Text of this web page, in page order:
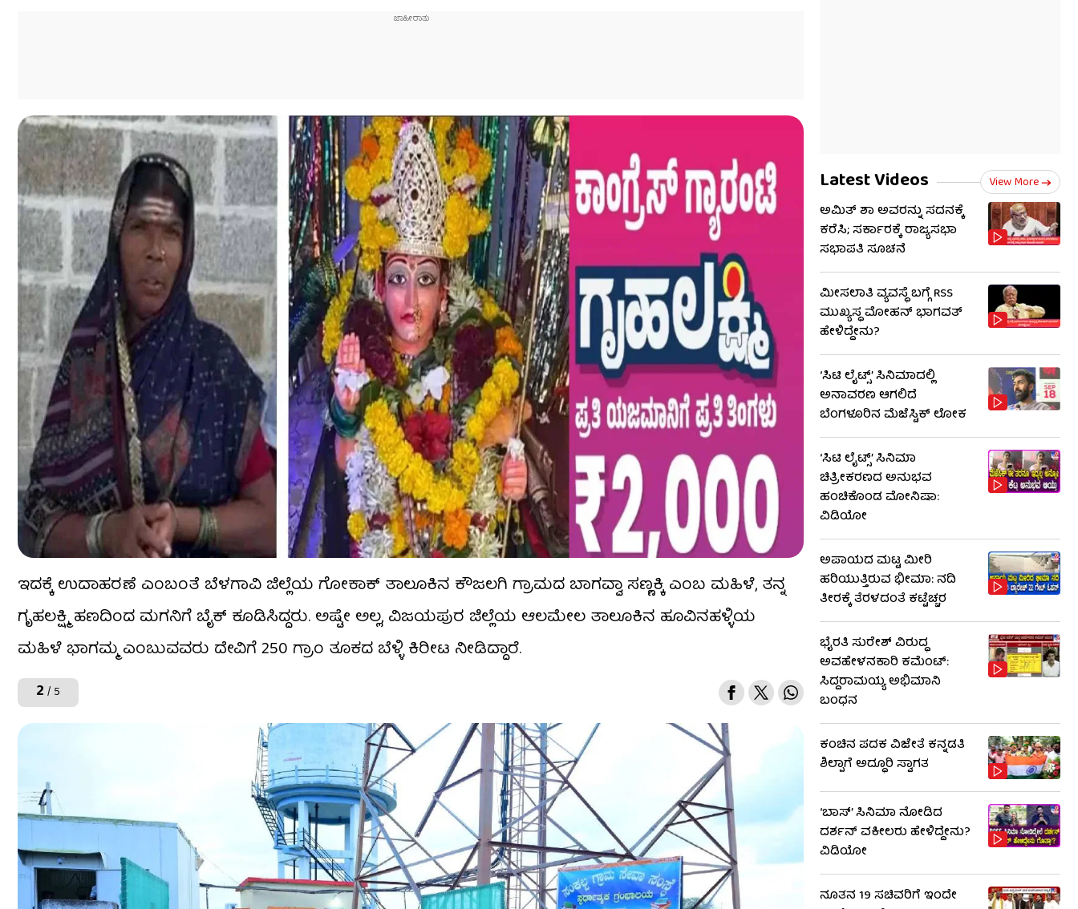
ಇದಕ್ಕೆ ಉದಾಹರಣೆ ಎಂಬಂತೆ ಬೆಳಗಾವಿ ಜಿಲ್ಲೆಯ ಗೋಕಾಕ್ ತಾಲೂಕಿನ ಕೌಜಲಗಿ ಗ್ರಾಮದ ಬಾಗವ್ವಾ ಸಣ್ಣಕ್ಕಿ ಎಂಬ ಮಹಿಳೆ, ತನ್ನ
ಗೃಹಲಕ್ಷ್ಮಿ ಹಣದಿಂದ ಮಗನಿಗೆ ಬೈಕ್ ಕೂಡಿಸಿದ್ದರು. ಅಷ್ಟೇ ಅಲ್ಲ, ವಿಜಯಪುರ ಜಿಲ್ಲೆಯ ಆಲಮೇಲ ತಾಲೂಕಿನ ಹೂವಿನಹಳ್ಳಿಯ
ಮಹಿಳೆ ಭಾಗಮ್ಮ ಎಂಬುವವರು ದೇವಿಗೆ 250 ಗ್ರಾಂ ತೂಕದ ಬೆಳ್ಳಿ ಕಿರೀಟ ನೀಡಿದ್ದಾರೆ.
2 / 5
Latest Videos View More
ಅಮಿತ್ ಶಾ ಅವರನ್ನು ಸದನಕ್ಕೆ
ಕರೆಸಿ; ಸರ್ಕಾರಕ್ಕೆ ರಾಜ್ಯಸಭಾ
ಸಭಾಪತಿ ಸೂಚನೆ
ಮೀಸಲಾತಿ ವ್ಯವಸ್ಥೆ ಬಗ್ಗೆ RSS​
ಮುಖ್ಯಸ್ಥ ಮೋಹನ್ ಭಾಗವತ್
ಹೇಳಿದ್ದೇನು?
‘ಸಿಟಿ ಲೈಟ್ಸ್’ ಸಿನಿಮಾದಲ್ಲಿ
ಅನಾವರಣ ಆಗಲಿದೆ
ಬೆಂಗಳೂರಿನ ಮೆಜೆಸ್ಟಿಕ್ ಲೋಕ
‘ಸಿಟಿ ಲೈಟ್ಸ್’ ಸಿನಿಮಾ
ಚಿತ್ರೀಕರಣದ ಅನುಭವ
ಹಂಚಿಕೊಂಡ ಮೋನಿಷಾ:
ವಿಡಿಯೋ
ಅಪಾಯದ ಮಟ್ಟ ಮೀರಿ
ಹರಿಯುತ್ತಿರುವ ಭೀಮಾ: ನದಿ
ತೀರಕ್ಕೆ ತೆರಳದಂತೆ ಕಟ್ಟೆಚ್ಚರ
ಭೈರತಿ ಸುರೇಶ್ ವಿರುದ್ಧ
ಅವಹೇಳನಕಾರಿ ಕಮೆಂಟ್:
ಸಿದ್ದರಾಮಯ್ಯ ಅಭಿಮಾನಿ
ಬಂಧನ
ಕಂಚಿನ ಪದಕ ವಿಜೇತೆ ಕನ್ನಡತಿ
ಶಿಲ್ಪಾಗೆ ಅದ್ಧೂರಿ ಸ್ವಾಗತ
‘ಬಾಸ್’ ಸಿನಿಮಾ ನೋಡಿದ
ದರ್ಶನ್ ವಕೀಲರು ಹೇಳಿದ್ದೇನು?
ವಿಡಿಯೋ
ನೂತನ 19 ಸಚಿವರಿಗೆ ಇಂದೇ